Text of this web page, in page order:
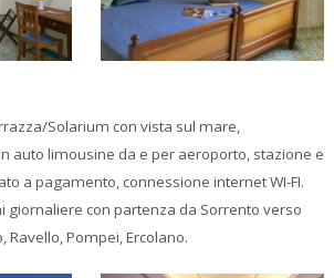
Solarium con vista sul mare,
auto limousine da e per aeroporto, stazione e
a pagamento, connessione internet WI-FI.
giornaliere con partenza da Sorrento verso
Ravello, Pompei, Ercolano.